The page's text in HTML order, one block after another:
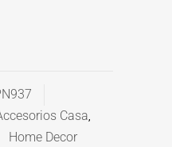
Casa,
Home Decor